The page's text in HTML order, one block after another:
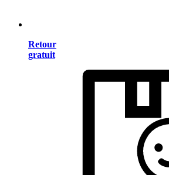
Retour
gratuit